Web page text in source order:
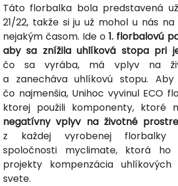
Táto florbalka bola predstavená
21/22, takže si ju už mohol u nás
nejakým časom. Ide o 1. florbalovú
aby sa znížila uhlíková stopa pri
čo sa vyrába, má vplyv na
a zanecháva uhlíkovú stopu.
čo najmenšia, Unihoc vyvinul ECO
ktorej použili komponenty, ktoré
negatívny vplyv na životné
z každej vyrobenej florbalky
spoločnosti myclimate, ktorá ho
projekty kompenzácia
svete.